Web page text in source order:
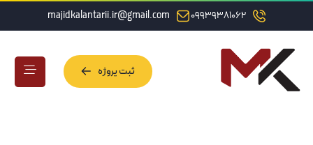
09939381062
majidkalantarii.ir@gmail.com
ثبت پروژه